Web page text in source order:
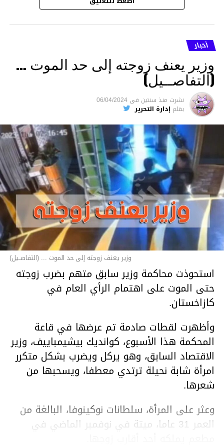
أخبار
وزير يعنف زوجته إلى حد الموت …
(التفاصــيل)
نشرت منذ سنتين فى 06/04/2024
بقلم إدارة التحرير
وزير يعنف زوجته إلى حد الموت ... (التفاصــيل)
استحوذت محاكمة وزير سابق متهم بضرب زوجته
حتى الموت على اهتمام الرأي العام في
كازاخستان.
وأظهرت لقطات صادمة تم عرضها في قاعة
المحكمة هذا الأسبوع، كوانديك بيشيمباييف، وزير
الاقتصاد السابق، وهو يركل ويضرب بشكل متكرر
امرأة شابة نحيلة ترتدي معطفا، ويسحبها من
شعرها.
وعثر على المرأة، سلطانات نوكينوفا، البالغة من
العمر 31 عاما، ميتة في نوفمبر الماضي في